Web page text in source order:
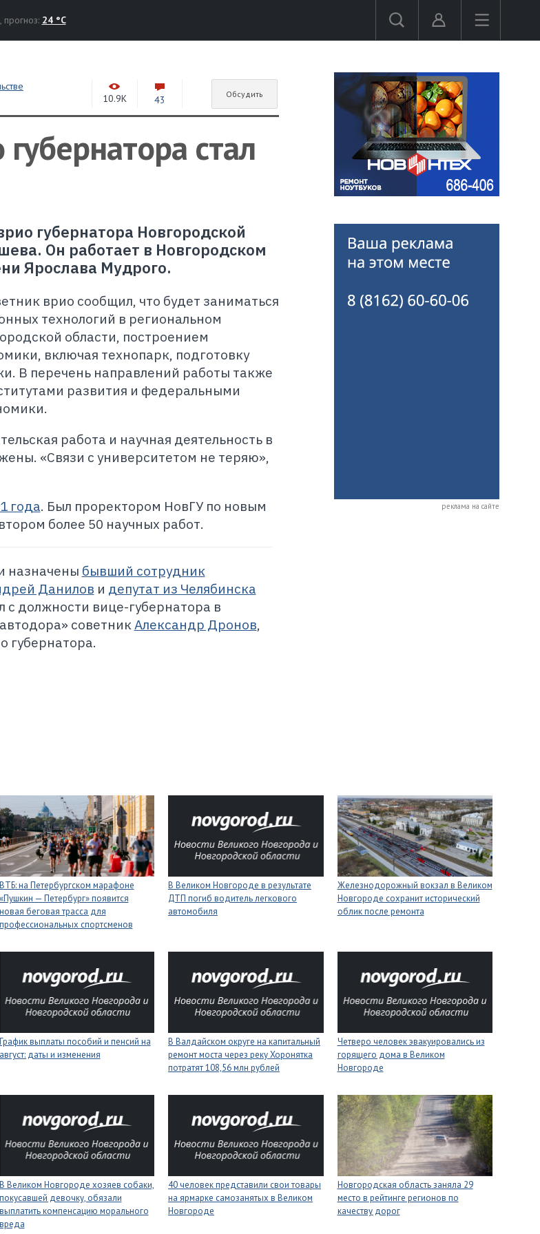
, прогноз: 24 °C
10.9K 43 Обсудить
стал
губернатора Новгородской
Он работает в Новгородском
Ярослава Мудрого.
врио сообщил, что будет заниматься
технологий в региональном
области, построением
включая технопарк, подготовку
В перечень направлений работы также
развития и федеральными
работа и научная деятельность в
«Связи с университетом не теряю»,
года. Был проректором НовГУ по новым
более 50 научных работ.
назначены бывший сотрудник
Данилов и депутат из Челябинска
с должности вице-губернатора в
советникАлександр Дронов,
губернатора.
реклама на сайте
ВТБ: на Петербургском марафоне
«Пушкин — Петербург» появится
новая беговая трасса для
профессиональных спортсменов
В Великом Новгороде в результате
ДТП погиб водитель легкового
автомобиля
Железнодорожный вокзал в Великом
Новгороде сохранит исторический
облик после ремонта
График выплаты пособий и пенсий на
август: даты и изменения
В Валдайском округе на капитальный
ремонт моста через реку Хоронятка
потратят 108,56 млн рублей
Четверо человек эвакуировались из
горящего дома в Великом
Новгороде
В Великом Новгороде хозяев собаки,
покусавшей девочку, обязали
выплатить компенсацию морального
вреда
40 человек представили свои товары
на ярмарке самозанятых в Великом
Новгороде
Новгородская область заняла 29
место в рейтинге регионов по
качеству дорог